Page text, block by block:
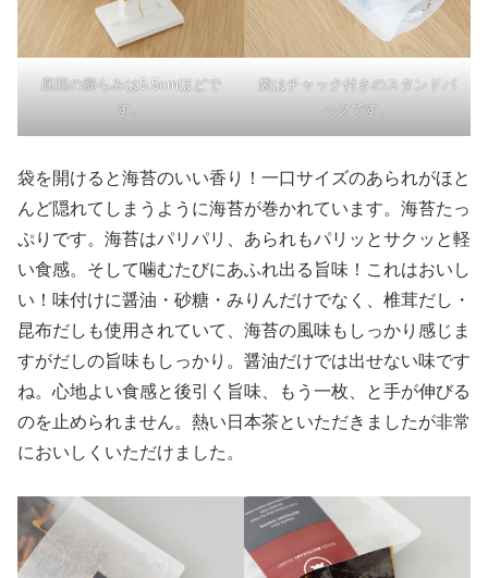
底面の膨らみは5.5cmほどで
す。
袋はチャック付きのスタンドパ
ックです。
袋を開けると海苔のいい香り！一口サイズのあられがほと
んど隠れてしまうように海苔が巻かれています。海苔たっ
ぷりです。海苔はパリパリ、あられもパリッとサクッと軽
い食感。そして噛むたびにあふれ出る旨味！これはおいし
い！味付けに醤油・砂糖・みりんだけでなく、椎茸だし・
昆布だしも使用されていて、海苔の風味もしっかり感じま
すがだしの旨味もしっかり。醤油だけでは出せない味です
ね。心地よい食感と後引く旨味、もう一枚、と手が伸びる
のを止められません。熱い日本茶といただきましたが非常
においしくいただけました。